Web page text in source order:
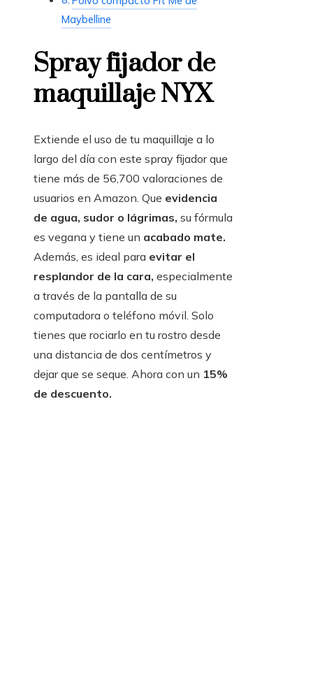
Maybelline
Spray fijador de
maquillaje NYX
Extiende el uso de tu maquillaje a lo
largo del día con este spray fijador que
tiene más de 56,700 valoraciones de
usuarios en Amazon. Que evidencia
de agua, sudor o lágrimas, su fórmula
es vegana y tiene un acabado mate.
Además, es ideal para evitar el
resplandor de la cara, especialmente
a través de la pantalla de su
computadora o teléfono móvil. Solo
tienes que rociarlo en tu rostro desde
una distancia de dos centímetros y
dejar que se seque. Ahora con un 15%
de descuento.